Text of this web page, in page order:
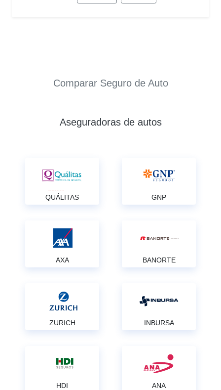
Comparar Seguro de Auto
Aseguradoras de autos
QUÁLITAS GNP
AXA BANORTE
ZURICH INBURSA
HDI ANA